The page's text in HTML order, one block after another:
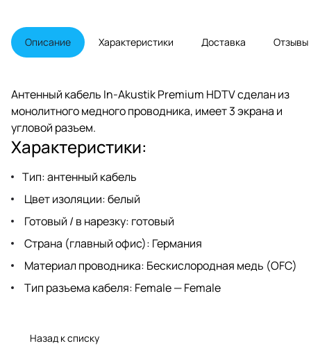
Описание Характеристики Доставка Отзывы
Антенный кабель In-Akustik Premium HDTV сделан из
монолитного медного проводника, имеет 3 экрана и
угловой разъем.
Характеристики:
Тип: антенный кабель
Цвет изоляции: белый
Готовый / в нарезку: готовый
Страна (главный офис): Германия
Материал проводника: Бескислородная медь (OFC)
Тип разъема кабеля: Female — Female
Назад к списку